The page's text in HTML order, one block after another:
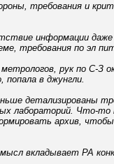
требования и
информации
требования по эл
рук по С-З
попала в джунгли.
детализированы
лабораторий. Что-
архив,
вкладывает РА